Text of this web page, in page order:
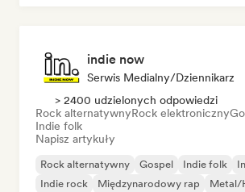
indie now
Serwis Medialny/Dziennikarz
> 2400 udzielonych odpowiedzi
Rock alternatywnyRock elektroniczny
Indie folk
Napisz artykuły
Rock alternatywny Gospel Indie folk
Indie rock
Międzynarodowy rap
Metal/